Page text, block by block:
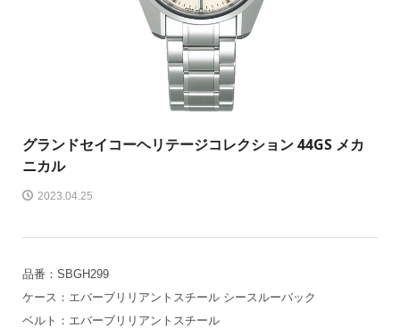
グランドセイコーヘリテージコレクション 44GS メカ
ニカル
2023.04.25
品番：SBGH299
ケース：エバーブリリアントスチール シースルーバック
ベルト：エバーブリリアントスチール